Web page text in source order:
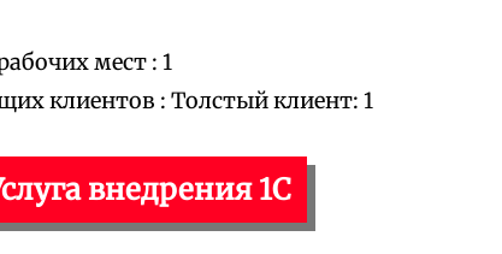
мест : 1
клиентов : Толстый клиент: 1
внедрения 1С